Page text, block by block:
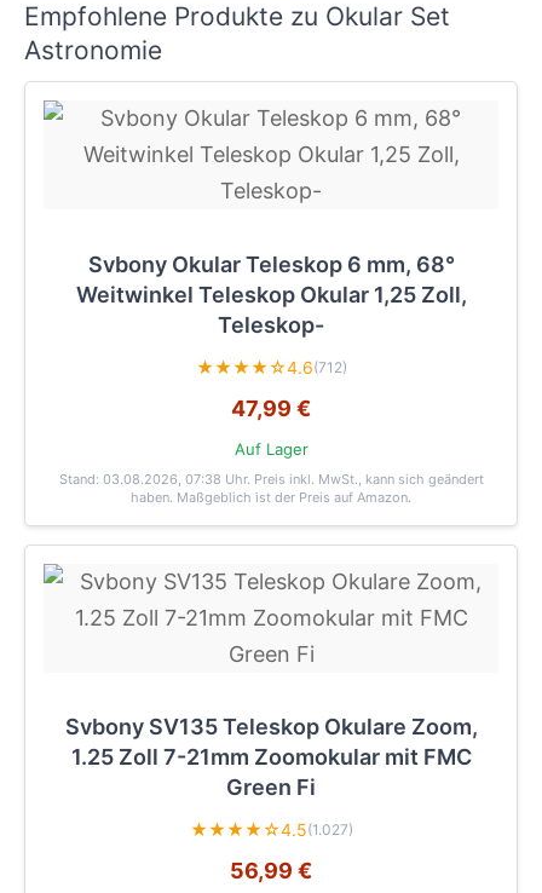
Empfohlene Produkte zu Okular Set
Astronomie
Svbony Okular Teleskop 6 mm, 68°
Weitwinkel Teleskop Okular 1,25 Zoll,
Teleskop-
★★★★☆4.6(712)
47,99 €
Auf Lager
Stand: 03.08.2026, 07:38 Uhr. Preis inkl. MwSt., kann sich geändert
haben. Maßgeblich ist der Preis auf Amazon.
Svbony SV135 Teleskop Okulare Zoom,
1.25 Zoll 7-21mm Zoomokular mit FMC
Green Fi
★★★★☆4.5(1.027)
56,99 €